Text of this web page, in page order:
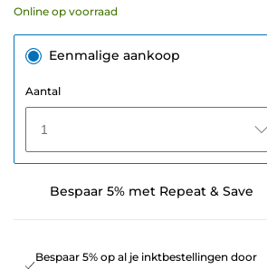
Online op voorraad
Eenmalige aankoop
Aantal
1
Bespaar 5% met Repeat & Save
Bespaar 5% op al je inktbestellingen door